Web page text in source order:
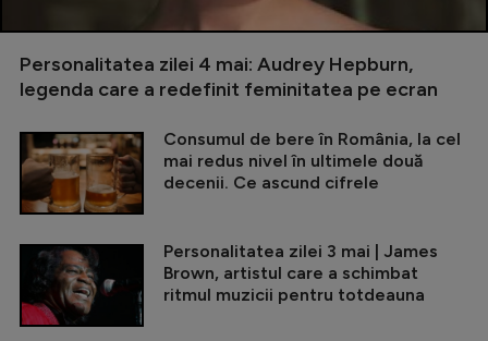
Personalitatea zilei 4 mai: Audrey Hepburn,
legenda care a redefinit feminitatea pe ecran
Consumul de bere în România, la cel
mai redus nivel în ultimele două
decenii. Ce ascund cifrele
Personalitatea zilei 3 mai | James
Brown, artistul care a schimbat
ritmul muzicii pentru totdeauna